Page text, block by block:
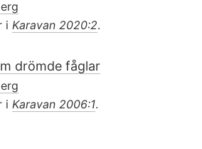
i Karavan 2020:2.
drömde fåglar
i Karavan 2006:1.